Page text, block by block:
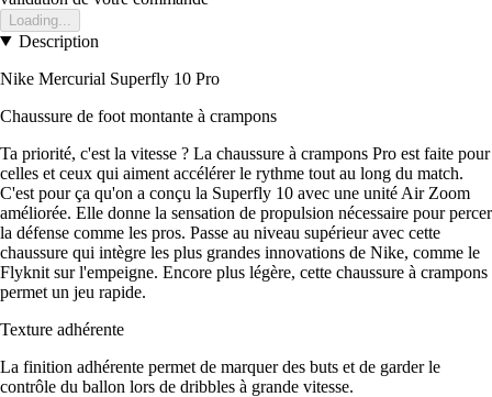
Loading...
Description
Nike Mercurial Superfly 10 Pro
Chaussure de foot montante à crampons
Ta priorité, c'est la vitesse ? La chaussure à crampons Pro est faite pour
celles et ceux qui aiment accélérer le rythme tout au long du match.
C'est pour ça qu'on a conçu la Superfly 10 avec une unité Air Zoom
améliorée. Elle donne la sensation de propulsion nécessaire pour percer
la défense comme les pros. Passe au niveau supérieur avec cette
chaussure qui intègre les plus grandes innovations de Nike, comme le
Flyknit sur l'empeigne. Encore plus légère, cette chaussure à crampons
permet un jeu rapide.
Texture adhérente
La finition adhérente permet de marquer des buts et de garder le
contrôle du ballon lors de dribbles à grande vitesse.